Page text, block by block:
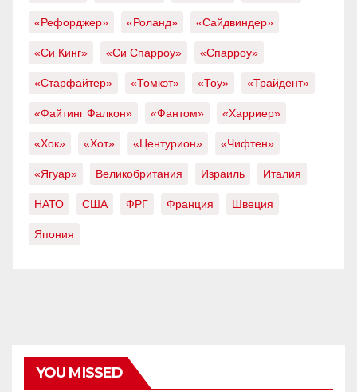
«Рефорджер» «Роланд» «Сайдвиндер»
«Си Кинг» «Си Спарроу» «Спарроу»
«Старфайтер» «Томкэт» «Тоу» «Трайдент»
«Файтинг Фалкон» «Фантом» «Харриер»
«Хок» «Хот» «Центурион» «Чифтен»
«Ягуар» Великобритания Израиль Италия
НАТО США ФРГ Франция Швеция
Япония
YOU MISSED